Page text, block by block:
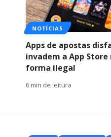
NOTÍCIAS
Apps de apostas
invadem a App Store
forma ilegal
6 min de leitura